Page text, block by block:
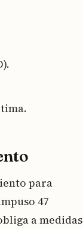
para
47
a medidas